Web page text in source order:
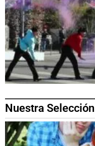
Nuestra Selección